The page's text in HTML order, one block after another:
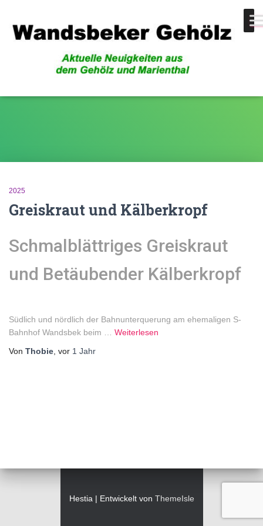
2025
Greiskraut und Kälberkropf
Schmalblättriges Greiskraut
und Betäubender Kälberkropf
Südlich und nördlich der Bahnunterquerung am ehemaligen S-
Bahnhof Wandsbek beim
Weiterlesen
Von Thobie , vor 1 Jahr
Hestia | Entwickelt von ThemeIsle